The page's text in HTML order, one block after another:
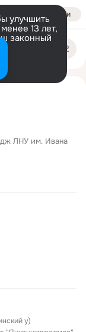
Войти
улучшить
13 лет,
законный
ЛНУ им. Ивана
у)